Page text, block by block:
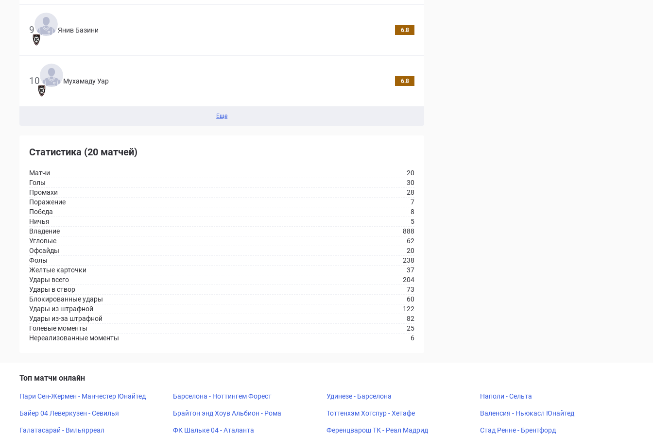
9 Янив Базини 6.8
10 Мухамаду Уар 6.8
Еще
Статистика (20 матчей)
Матчи
20
Голы
30
Промахи
28
Поражение
7
Победа
8
Ничья
5
Владение
888
Угловые
62
Офсайды
20
Фолы
238
Желтые карточки
37
Удары всего
204
Удары в створ
73
Блокированные удары
60
Удары из штрафной
122
Удары из-за штрафной
82
Голевые моменты
25
Нереализованные моменты
6
Топ матчи онлайн
Пари Сен-Жермен - Манчестер Юнайтед Барселона - Ноттингем Форест Удинезе - Барселона Наполи - Сельта
Байер 04 Леверкузен - Севилья Брайтон энд Хоув Альбион - Рома Тоттенхэм Хотспур - Хетафе Валенсия - Ньюкасл Юнайтед
Галатасарай - Вильярреал ФК Шальке 04 - Аталанта Ференцварош ТК - Реал Мадрид Стад Ренне - Брентфорд